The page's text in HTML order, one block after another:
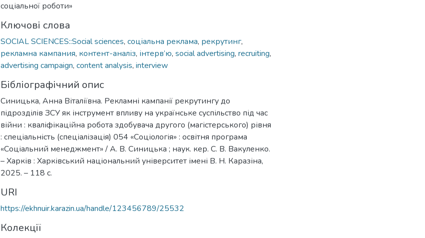
соціальної роботи»
Ключові слова
SOCIAL SCIENCES::Social sciences, соціальна реклама, рекрутинг,
рекламна кампания, контент-аналіз, інтерв’ю, social advertising, recruiting,
advertising campaign, content analysis, interview
Бібліографічний опис
Синицька, Анна Віталіївна. Рекламні кампанії рекрутингу до
підрозділів ЗСУ як інструмент впливу на українське суспільство під час
війни : кваліфікаційна робота здобувача другого (магістерського) рівня
: спеціальність (спеціалізація) 054 «Соціологія» : освітня програма
«Соціальний менеджмент» / А. В. Синицька ; наук. кер. С. В. Вакуленко.
– Харків : Харківський національний університет імені В. Н. Каразіна,
2025. – 118 с.
URI
https://ekhnuir.karazin.ua/handle/123456789/25532
Колекції